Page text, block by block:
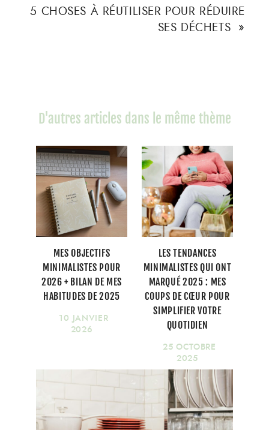
5 CHOSES À RÉUTILISER POUR RÉDUIRE
SES DÉCHETS »
D'autres articles dans le même thème
MES OBJECTIFS
MINIMALISTES POUR
2026 + BILAN DE MES
HABITUDES DE 2025
10 JANVIER
2026
LES TENDANCES
MINIMALISTES QUI ONT
MARQUÉ 2025 : MES
COUPS DE CŒUR POUR
SIMPLIFIER VOTRE
QUOTIDIEN
25 OCTOBRE
2025